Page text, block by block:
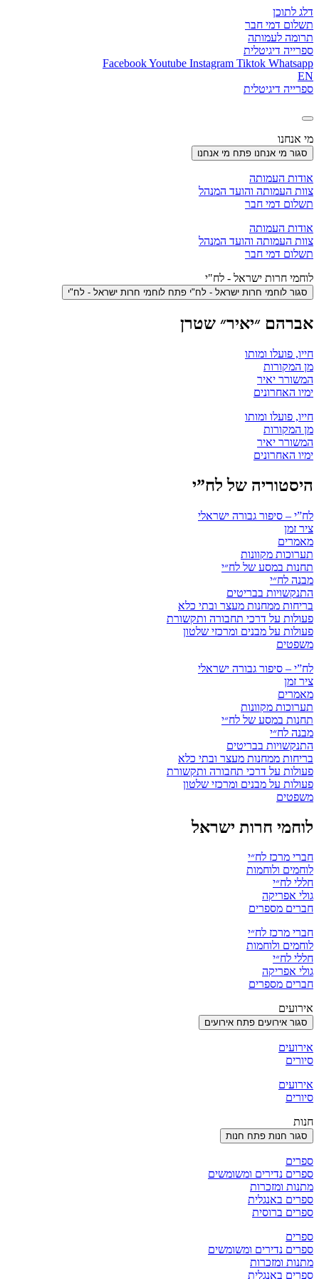
דלג לתוכן
תשלום דמי חבר
תרומה לעמותה
ספרייה דיגיטלית
FacebookYoutube Instagram Tiktok Whatsapp
EN
ספרייה דיגיטלית
מי אנחנו
סגור מי אנחנו פתח מי אנחנו
אודות העמותה
צוות העמותה והועד המנהל
תשלום דמי חבר
אודות העמותה
צוות העמותה והועד המנהל
תשלום דמי חבר
לוחמי חרות ישראל - לח"י
סגור לוחמי חרות ישראל - לח"י פתח לוחמי חרות ישראל - לח"י
אברהם ״יאיר״ שטרן
חייו, פועלו ומותו
מן המקורות
המשורר יאיר
ימיו האחרונים
חייו, פועלו ומותו
מן המקורות
המשורר יאיר
ימיו האחרונים
היסטוריה של לח”י
לח”י – סיפור גבורה ישראלי
ציר זמן
מאמרים
תערוכות מקוונות
תחנות במסע של לח״י
מבנה לח״י
התנקשויות בבריטים
בריחות ממחנות מעצר ובתי כלא
פעולות על דרכי תחבורה ותקשורת
פעולות על מבנים ומרכזי שלטון
משפטים
לח”י – סיפור גבורה ישראלי
ציר זמן
מאמרים
תערוכות מקוונות
תחנות במסע של לח״י
מבנה לח״י
התנקשויות בבריטים
בריחות ממחנות מעצר ובתי כלא
פעולות על דרכי תחבורה ותקשורת
פעולות על מבנים ומרכזי שלטון
משפטים
לוחמי חרות ישראל
חברי מרכז לח״י
לוחמים ולוחמות
חללי לח״י
גולי אפריקה
חברים מספרים
חברי מרכז לח״י
לוחמים ולוחמות
חללי לח״י
גולי אפריקה
חברים מספרים
אירועים
סגור אירועים פתח אירועים
אירועים
סיורים
אירועים
סיורים
חנות
סגור חנות פתח חנות
ספרים
ספרים נדירים ומשומשים
מתנות ומזכרות
ספרים באנגלית
ספרים ברוסית
ספרים
ספרים נדירים ומשומשים
מתנות ומזכרות
ספרים באנגלית